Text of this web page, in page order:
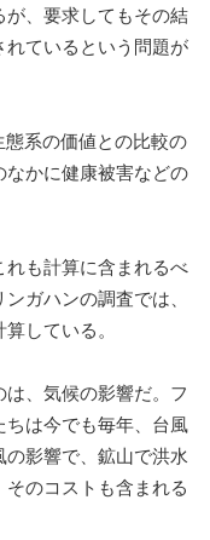
が、要求してもその結
れているという問題が
系の価値との比較の
なかに健康被害などの
も計算に含まれるべ
ガハンの調査では、
している。
、気候の影響だ。フ
ちは今でも毎年、台風
影響で、鉱山で洪水
のコストも含まれる